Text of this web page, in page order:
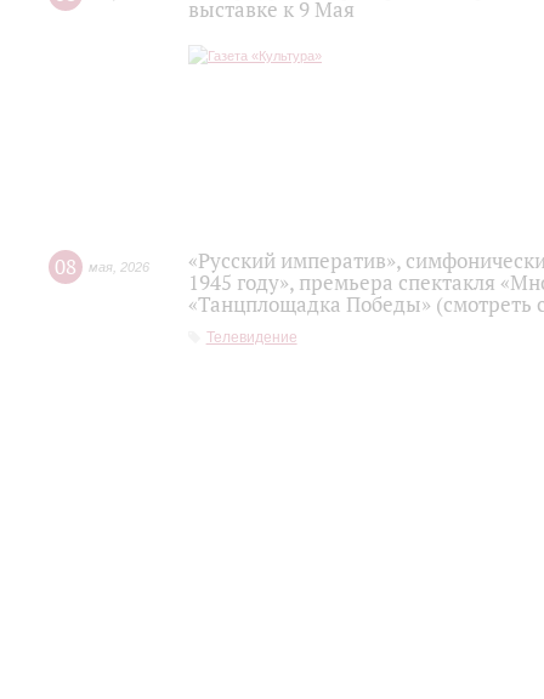
выставке к 9 Мая
08 мая 2026
«Русский императив»,
1945 году», премьера спектакля
«Танцплощадка Победы»
Телевидение